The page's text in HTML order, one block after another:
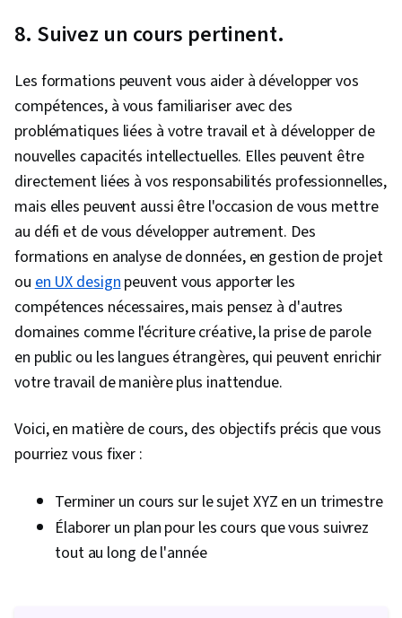
& Breathwork, Positivity
8. Suivez un cours pertinent.
Les formations peuvent vous aider à développer vos
compétences, à vous familiariser avec des
problématiques liées à votre travail et à développer de
nouvelles capacités intellectuelles. Elles peuvent être
directement liées à vos responsabilités professionnelles,
mais elles peuvent aussi être l'occasion de vous mettre
au défi et de vous développer autrement. Des
formations en analyse de données, en gestion de projet
ouen UX designpeuvent vous apporter les
compétences nécessaires, mais pensez à d'autres
domaines comme l'écriture créative, la prise de parole
en public ou les langues étrangères, qui peuvent enrichir
votre travail de manière plus inattendue.
Voici, en matière de cours, des objectifs précis que vous
pourriez vous fixer :
Terminer un cours sur le sujet XYZ en un trimestre
Élaborer un plan pour les cours que vous suivrez
tout au long de l'année